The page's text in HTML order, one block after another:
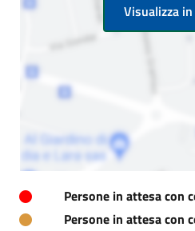
Visualizza
Persone in attesa con
Persone in attesa con